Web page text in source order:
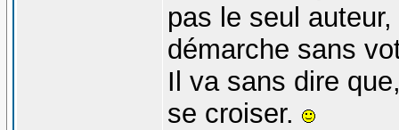
pas le seul
démarche sans
Il va sans dire
se croiser.